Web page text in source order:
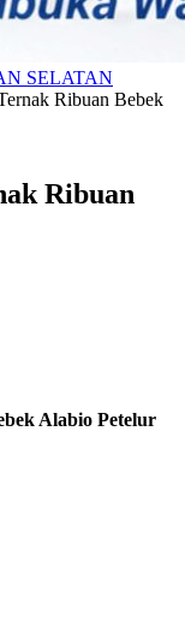
SELATAN
Ribuan Bebek
Ribuan
Alabio Petelur